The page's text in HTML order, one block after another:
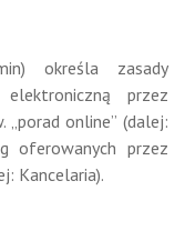
określa zasady
przez
online” (dalej:
oferowanych przez
Kancelaria).